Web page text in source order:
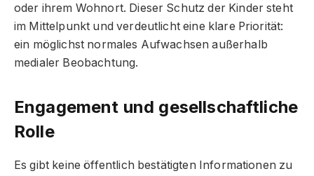
oder ihrem Wohnort. Dieser Schutz der Kinder steht
im Mittelpunkt und verdeutlicht eine klare Priorität:
ein möglichst normales Aufwachsen außerhalb
medialer Beobachtung.
Engagement und gesellschaftliche
Rolle
Es gibt keine öffentlich bestätigten Informationen zu